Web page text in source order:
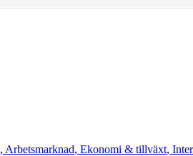
, Arbetsmarknad, Ekonomi & tillväxt,